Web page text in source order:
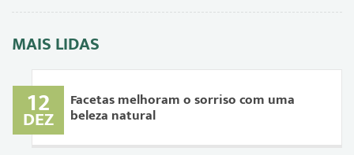
MAIS LIDAS
12
DEZ
Facetas melhoram o sorriso com uma
beleza natural